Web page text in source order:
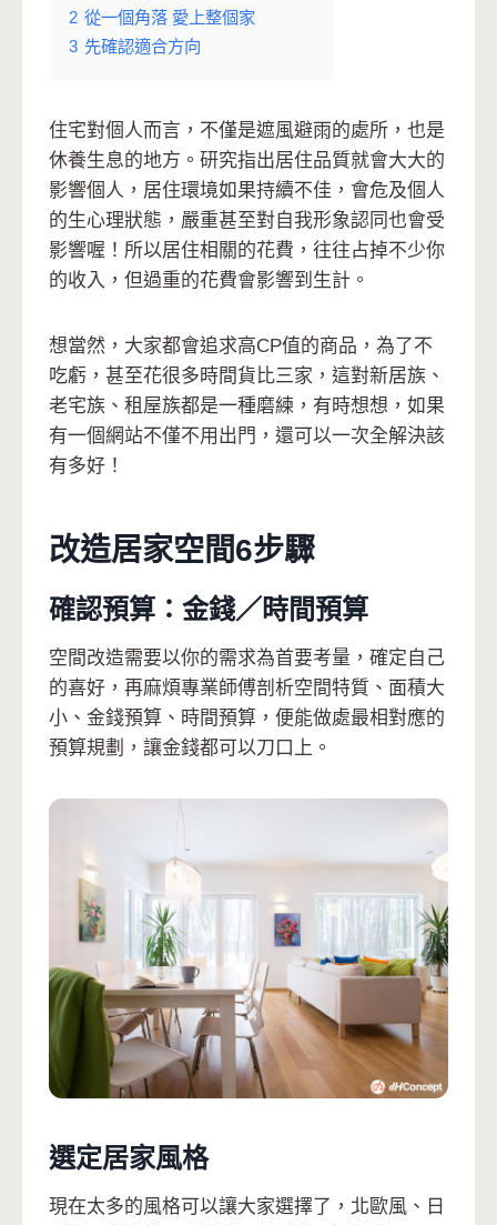
2 從一個角落 愛上整個家
3 先確認適合方向
住宅對個人而言，不僅是遮風避雨的處所，也是
休養生息的地方。研究指出居住品質就會大大的
影響個人，居住環境如果持續不佳，會危及個人
的生心理狀態，嚴重甚至對自我形象認同也會受
影響喔！所以居住相關的花費，往往占掉不少你
的收入，但過重的花費會影響到生計。
想當然，大家都會追求高CP值的商品，為了不
吃虧，甚至花很多時間貨比三家，這對新居族、
老宅族、租屋族都是一種磨練，有時想想，如果
有一個網站不僅不用出門，還可以一次全解決該
有多好！
改造居家空間6步驟
確認預算：金錢／時間預算
空間改造需要以你的需求為首要考量，確定自己
的喜好，再麻煩專業師傅剖析空間特質、面積大
小、金錢預算、時間預算，便能做處最相對應的
預算規劃，讓金錢都可以刀口上。
選定居家風格
現在太多的風格可以讓大家選擇了，北歐風、日